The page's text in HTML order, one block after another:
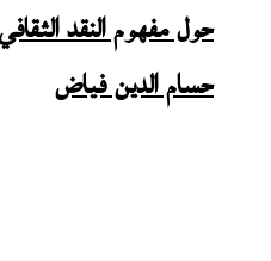
حول مفهوم النقد
حسام الدين فياض